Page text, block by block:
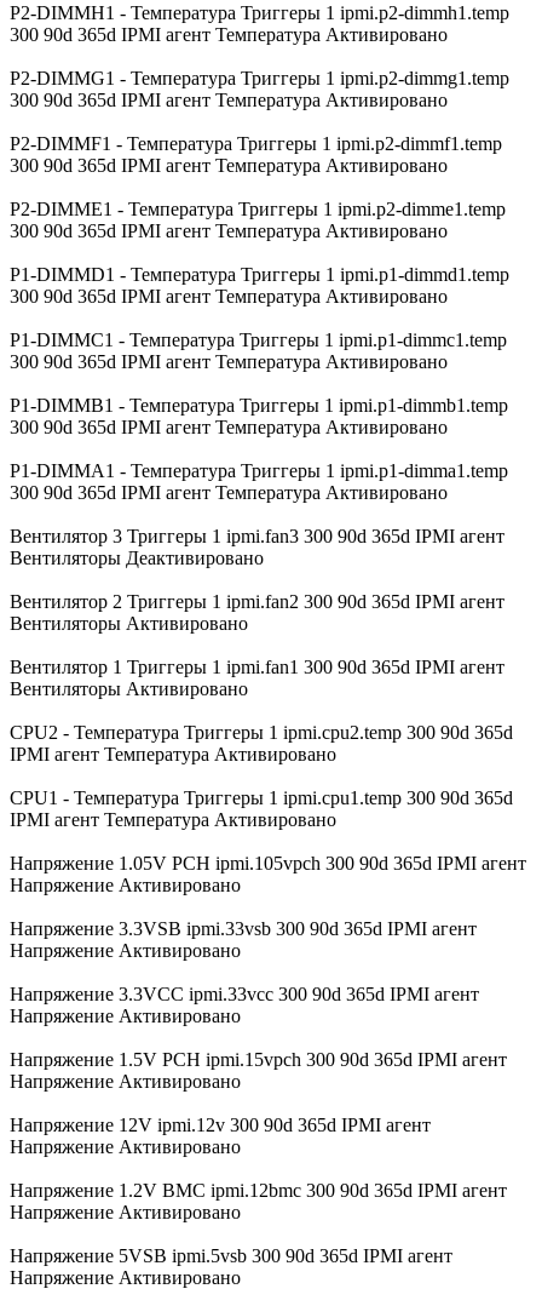
P2-DIMMH1 - Температура Триггеры 1 ipmi.p2-dimmh1.temp
300 90d 365d IPMI агент Температура Активировано
P2-DIMMG1 - Температура Триггеры 1 ipmi.p2-dimmg1.temp
300 90d 365d IPMI агент Температура Активировано
P2-DIMMF1 - Температура Триггеры 1 ipmi.p2-dimmf1.temp
300 90d 365d IPMI агент Температура Активировано
P2-DIMME1 - Температура Триггеры 1 ipmi.p2-dimme1.temp
300 90d 365d IPMI агент Температура Активировано
P1-DIMMD1 - Температура Триггеры 1 ipmi.p1-dimmd1.temp
300 90d 365d IPMI агент Температура Активировано
P1-DIMMC1 - Температура Триггеры 1 ipmi.p1-dimmc1.temp
300 90d 365d IPMI агент Температура Активировано
P1-DIMMB1 - Температура Триггеры 1 ipmi.p1-dimmb1.temp
300 90d 365d IPMI агент Температура Активировано
P1-DIMMA1 - Температура Триггеры 1 ipmi.p1-dimma1.temp
300 90d 365d IPMI агент Температура Активировано
Вентилятор 3 Триггеры 1 ipmi.fan3 300 90d 365d IPMI агент
Вентиляторы Деактивировано
Вентилятор 2 Триггеры 1 ipmi.fan2 300 90d 365d IPMI агент
Вентиляторы Активировано
Вентилятор 1 Триггеры 1 ipmi.fan1 300 90d 365d IPMI агент
Вентиляторы Активировано
CPU2 - Температура Триггеры 1 ipmi.cpu2.temp 300 90d 365d
IPMI агент Температура Активировано
CPU1 - Температура Триггеры 1 ipmi.cpu1.temp 300 90d 365d
IPMI агент Температура Активировано
Напряжение 1.05V PCH ipmi.105vpch 300 90d 365d IPMI агент
Напряжение Активировано
Напряжение 3.3VSB ipmi.33vsb 300 90d 365d IPMI агент
Напряжение Активировано
Напряжение 3.3VCC ipmi.33vcc 300 90d 365d IPMI агент
Напряжение Активировано
Напряжение 1.5V PCH ipmi.15vpch 300 90d 365d IPMI агент
Напряжение Активировано
Напряжение 12V ipmi.12v 300 90d 365d IPMI агент
Напряжение Активировано
Напряжение 1.2V BMC ipmi.12bmc 300 90d 365d IPMI агент
Напряжение Активировано
Напряжение 5VSB ipmi.5vsb 300 90d 365d IPMI агент
Напряжение Активировано